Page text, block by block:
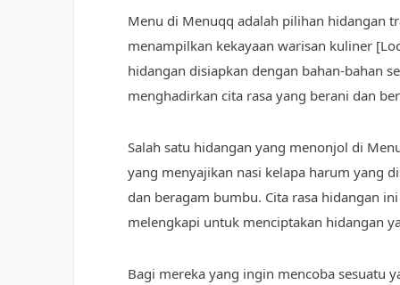
Menu di Menuqq adalah pilihan hidangan
menampilkan kekayaan warisan kuliner
hidangan disiapkan dengan bahan-bahan
menghadirkan cita rasa yang berani dan
Salah satu hidangan yang menonjol di
yang menyajikan nasi kelapa harum yang
dan beragam bumbu. Cita rasa hidangan
melengkapi untuk menciptakan hidangan
Bagi mereka yang ingin mencoba sesuatu